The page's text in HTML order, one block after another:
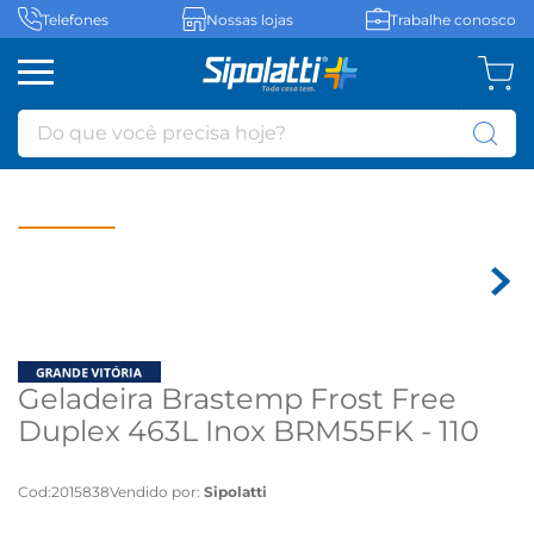
Telefones Nossas lojas Trabalhe conosco
Do que você precisa hoje?
Geladeira Brastemp Frost Free
Duplex 463L Inox BRM55FK - 110
Cod:2015838Vendido por: Sipolatti